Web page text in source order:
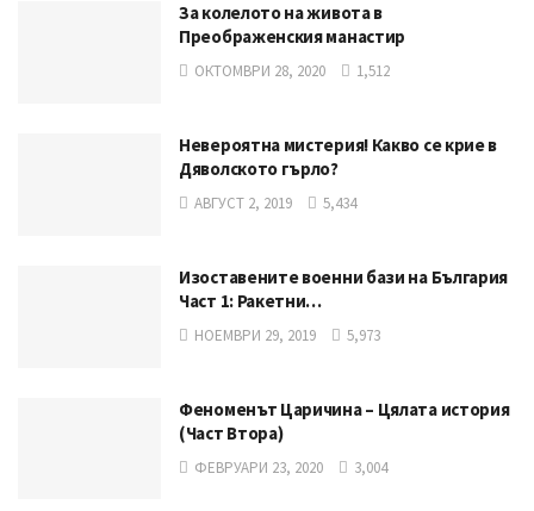
За колелото на живота в
Преображенския манастир
ОКТОМВРИ 28, 2020 1,512
Невероятна мистерия! Какво се крие в
Дяволското гърло?
АВГУСТ 2, 2019 5,434
Изоставените военни бази на България
Част 1: Ракетни…
НОЕМВРИ 29, 2019 5,973
Феноменът Царичина – Цялата история
(Част Втора)
ФЕВРУАРИ 23, 2020 3,004